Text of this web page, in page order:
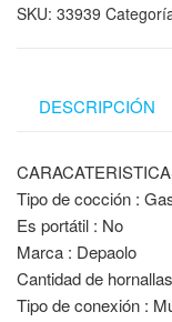
SKU: 33939
DESCRIPCIÓN
Tipo de cocción :
Es portátil : No
Marca : Depaolo
Cantidad de
Tipo de conexión :